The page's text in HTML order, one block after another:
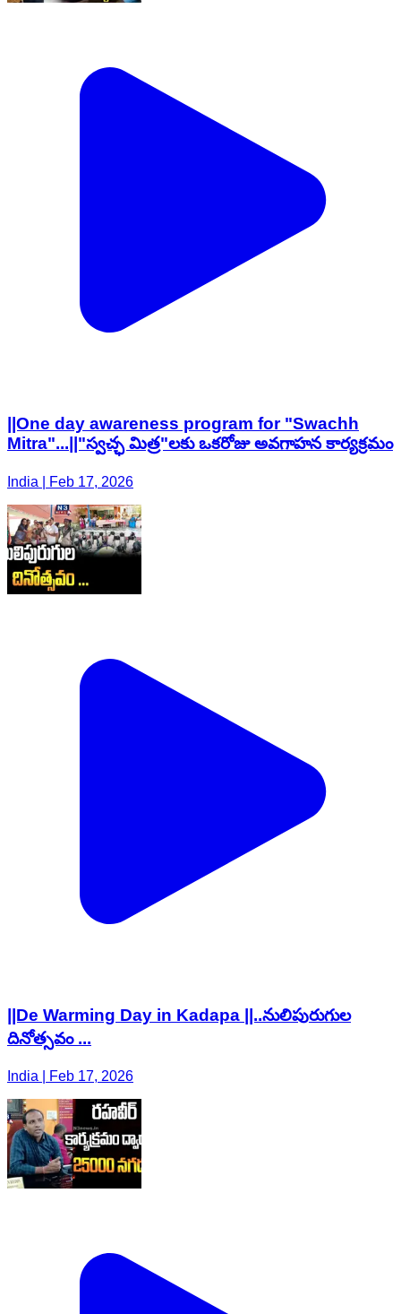
||One day awareness program for "Swachh
Mitra"...||"స్వచ్ఛ మిత్ర"లకు ఒకరోజు అవగాహన కార్యక్రమం
India | Feb 17, 2026
||De Warming Day in Kadapa ||..నులిపురుగుల
దినోత్సవం ...
India | Feb 17, 2026